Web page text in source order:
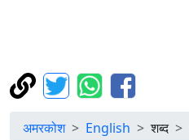
अमरकोश English शब्द